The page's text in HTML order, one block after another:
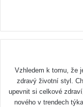
Vzhledem k tomu, že
zdravý životní styl.
upevnit si celkové
nového v trendech